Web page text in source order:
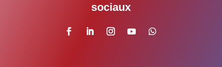
sociaux